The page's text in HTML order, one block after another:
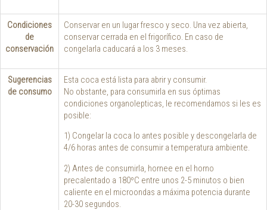
Condiciones
de
conservación
Conservar en un lugar fresco y seco. Una vez abierta,
conservar cerrada en el frigorífico. En caso de
congelarla caducará a los 3 meses.
Sugerencias
de consumo
Esta coca está lista para abrir y consumir.
No obstante, para consumirla en sus óptimas
condiciones organolepticas, le recomendamos si les es
posible:
1) Congelar la coca lo antes posible y descongelarla de
4/6 horas antes de consumir a temperatura ambiente.
2) Antes de consumirla, hornee en el horno
precalentado a 180ºC entre unos 2-5 minutos o bien
caliente en el microondas a máxima potencia durante
20-30 segundos.